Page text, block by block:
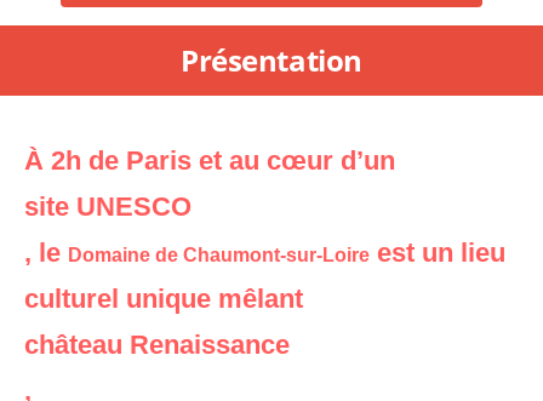
Présentation
À 2h de Paris et au cœur d’un
site UNESCO
, le Domaine de Chaumont-sur-Loire est un lieu
culturel unique mêlant
château Renaissance
,